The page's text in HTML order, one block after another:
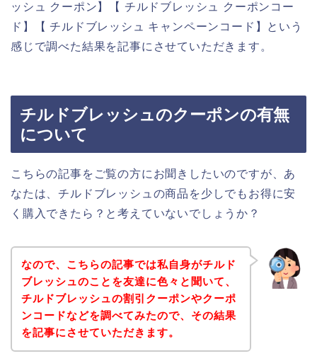
ッシュ クーポン】【 チルドブレッシュ クーポンコー
ド】【 チルドブレッシュ キャンペーンコード】という
感じで調べた結果を記事にさせていただきます。
チルドブレッシュのクーポンの有無
について
こちらの記事をご覧の方にお聞きしたいのですが、あ
なたは、チルドブレッシュの商品を少しでもお得に安
く購入できたら？と考えていないでしょうか？
なので、こちらの記事では私自身がチルド
ブレッシュのことを友達に色々と聞いて、
チルドブレッシュの割引クーポンやクーポ
ンコードなどを調べてみたので、その結果
を記事にさせていただきます。